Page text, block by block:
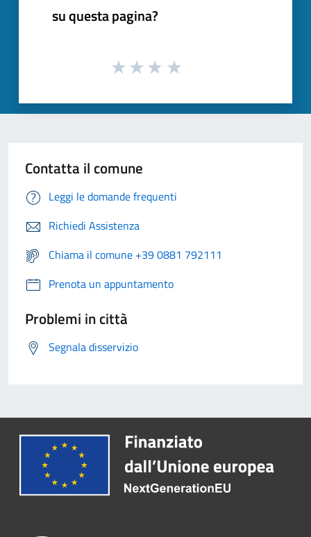
su questa pagina?
Contatta il comune
Leggi le domande frequenti
Richiedi Assistenza
Chiama il comune +39 0881 792111
Prenota un appuntamento
Problemi in città
Segnala disservizio